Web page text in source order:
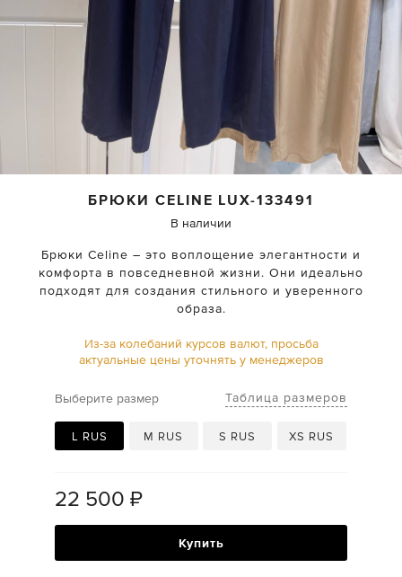
БРЮКИ CELINE LUX-133491
В наличии
Брюки Celine – это воплощение элегантности и
комфорта в повседневной жизни. Они идеально
подходят для создания стильного и уверенного
образа.
Из-за колебаний курсов валют, просьба
актуальные цены уточнять у менеджеров
Выберите размер Таблица размеров
L RUS M RUS S RUS XS RUS
22 500 ₽
Купить